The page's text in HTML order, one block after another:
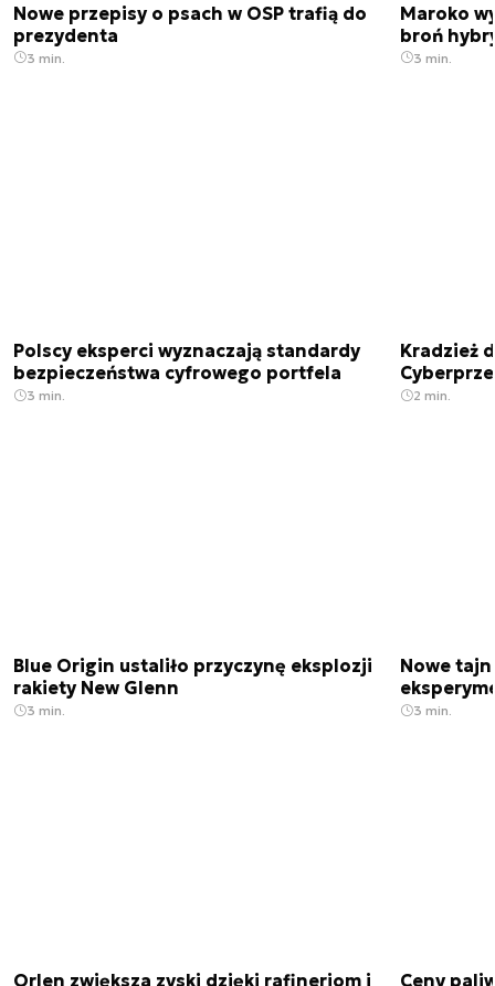
Nowe przepisy o psach w OSP trafią do
prezydenta
3 min.
Maroko
broń
3 min.
Polscy eksperci wyznaczają standardy
bezpieczeństwa cyfrowego portfela
3 min.
Kradzież
2 min.
Blue Origin ustaliło przyczynę eksplozji
rakiety New Glenn
3 min.
Nowe
3 min.
Orlen zwiększa zyski dzięki rafineriom i
Ceny